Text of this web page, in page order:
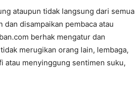
ataupun tidak langsung dari semua
disampaikan pembaca atau
berhak mengatur dan
merugikan orang lain, lembaga,
atau menyinggung sentimen suku,